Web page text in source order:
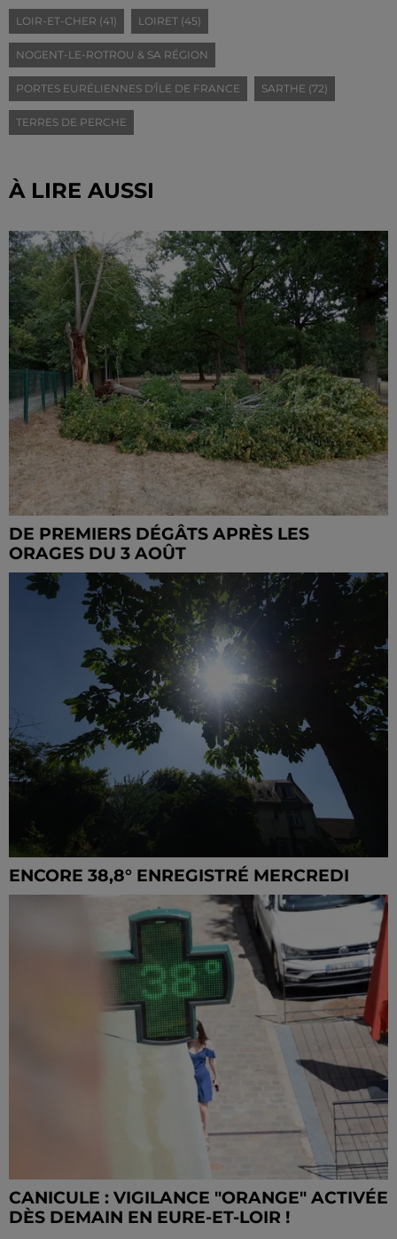
LOIR-ET-CHER (41) LOIRET (45)
NOGENT-LE-ROTROU & SA RÉGION
PORTES EURÉLIENNES D'ÎLE DE FRANCE SARTHE (72)
TERRES DE PERCHE
À LIRE AUSSI
DE PREMIERS DÉGÂTS APRÈS LES
ORAGES DU 3 AOÛT
ENCORE 38,8° ENREGISTRÉ MERCREDI
CANICULE : VIGILANCE "ORANGE" ACTIVÉE
DÈS DEMAIN EN EURE-ET-LOIR !